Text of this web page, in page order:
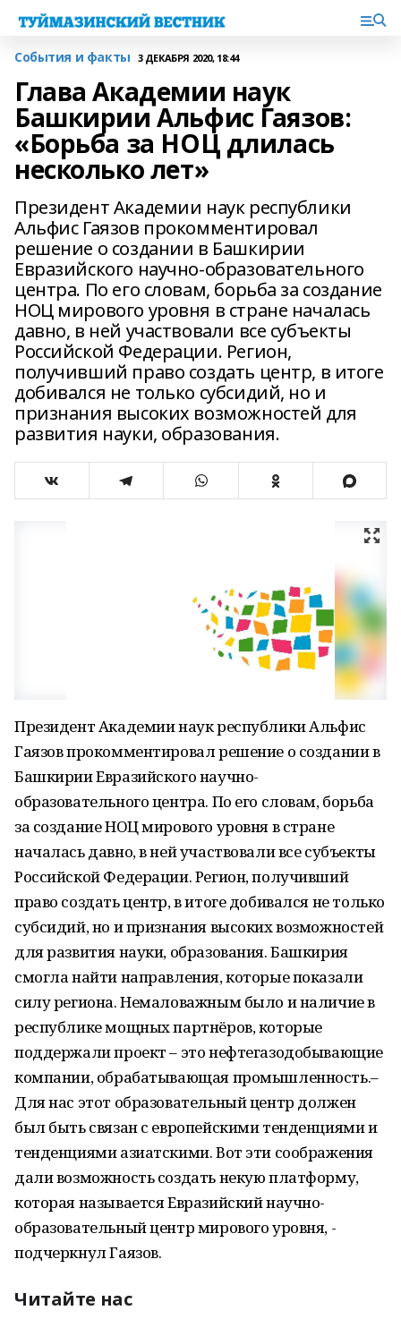
События и факты 3 ДЕКАБРЯ 2020, 18:44
Глава Академии наук
Башкирии Альфис Гаязов:
«Борьба за НОЦ длилась
несколько лет»
Президент Академии наук республики
Альфис Гаязов прокомментировал
решение о создании в Башкирии
Евразийского научно-образовательного
центра. По его словам, борьба за создание
НОЦ мирового уровня в стране началась
давно, в ней участвовали все субъекты
Российской Федерации. Регион,
получивший право создать центр, в итоге
добивался не только субсидий, но и
признания высоких возможностей для
развития науки, образования.
Президент Академии наук республики Альфис
Гаязов прокомментировал решение о создании в
Башкирии Евразийского научно-
образовательного центра. По его словам, борьба
за создание НОЦ мирового уровня в стране
началась давно, в ней участвовали все субъекты
Российской Федерации. Регион, получивший
право создать центр, в итоге добивался не только
субсидий, но и признания высоких возможностей
для развития науки, образования. Башкирия
смогла найти направления, которые показали
силу региона. Немаловажным было и наличие в
республике мощных партнёров, которые
поддержали проект – это нефтегазодобывающие
компании, обрабатывающая промышленность.–
Для нас этот образовательный центр должен
был быть связан с европейскими тенденциями и
тенденциями азиатскими. Вот эти соображения
дали возможность создать некую платформу,
которая называется Евразийский научно-
образовательный центр мирового уровня, -
подчеркнул Гаязов.
Читайте нас